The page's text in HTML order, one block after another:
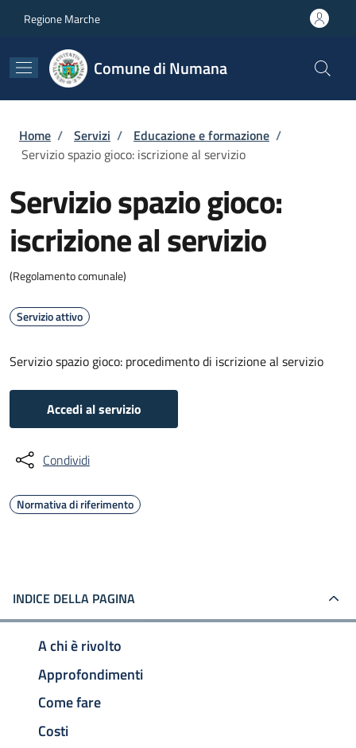
Regione Marche
Comune di Numana
Briciole di pane
Home / Servizi / Educazione e formazione /
Servizio spazio gioco: iscrizione al servizio
Servizio spazio gioco:
iscrizione al servizio
(Regolamento comunale)
Servizio attivo
Servizio spazio gioco: procedimento di iscrizione al servizio
Accedi al servizio
Condividi
Normativa di riferimento
INDICE DELLA PAGINA
A chi è rivolto
Approfondimenti
Come fare
Costi